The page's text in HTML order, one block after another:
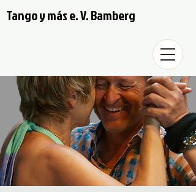
Tango y más e. V. Bamberg